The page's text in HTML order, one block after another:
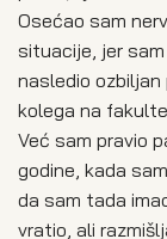
Osećao sam
situacije, jer
nasledio
kolega na
Već sam pravio
godine, kada
da sam tada
vratio, ali